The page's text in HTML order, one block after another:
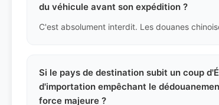
du véhicule avant son expédition ?
Si le pays de destination subit un coup
d'importation empêchant le
force majeure ?